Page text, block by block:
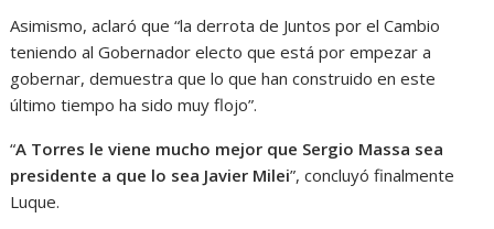
Asimismo, aclaró que “la derrota de Juntos por el Cambio
teniendo al Gobernador electo que está por empezar a
gobernar, demuestra que lo que han construido en este
último tiempo ha sido muy flojo”.
“A Torres le viene mucho mejor que Sergio Massa sea
presidente a que lo sea Javier Milei”, concluyó finalmente
Luque.